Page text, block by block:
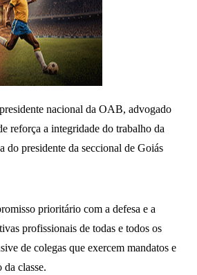
nacional da OAB, advogado
reforça a integridade do trabalho da
do presidente da seccional de Goiás
prioritário com a defesa e a
profissionais de todas e todos os
de colegas que exercem mandatos e
da classe.